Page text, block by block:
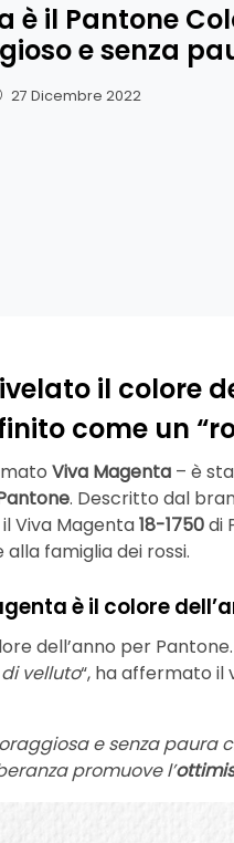
è il Pantone
e senza
27 Dicembre 2022
il colore
come un
Viva Magenta – è
. Descritto dal
il Viva Magenta18-1750di
famiglia dei rossi.
è il colore
dell’anno per Pantone.
velluto“, ha affermato il
e senza paura
promuove l’